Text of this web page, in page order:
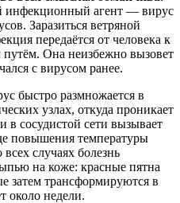
инфекционный агент — вирус
Заразиться ветряной
передаётся от человека к
Она неизбежно вызовет
с вирусом ранее.
быстро размножается в
узлах, откуда проникает
в сосудистой сети вызывает
повышения температуры
случаях болезнь
на коже: красные пятна
затем трансформируются в
около недели.